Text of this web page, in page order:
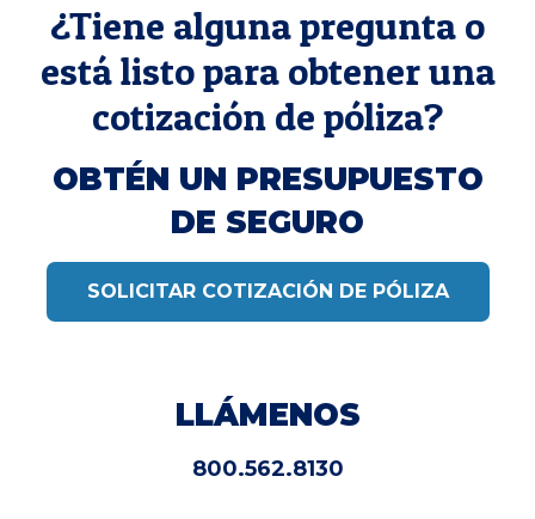
¿Tiene alguna pregunta o
está listo para obtener una
cotización de póliza?
OBTÉN UN PRESUPUESTO
DE SEGURO
SOLICITAR COTIZACIÓN DE PÓLIZA
LLÁMENOS
800.562.8130